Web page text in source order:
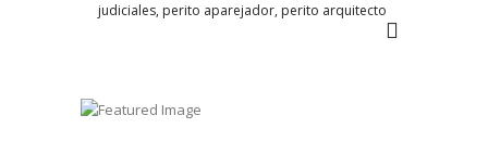
judiciales, perito aparejador, perito arquitecto